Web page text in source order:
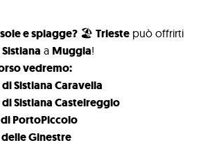
e spiagge? 🏖️ Trieste può offrirti
Sistiana a Muggia!
vedremo:
Sistiana Caravella
Sistiana Castelreggio
PortoPiccolo
Ginestre